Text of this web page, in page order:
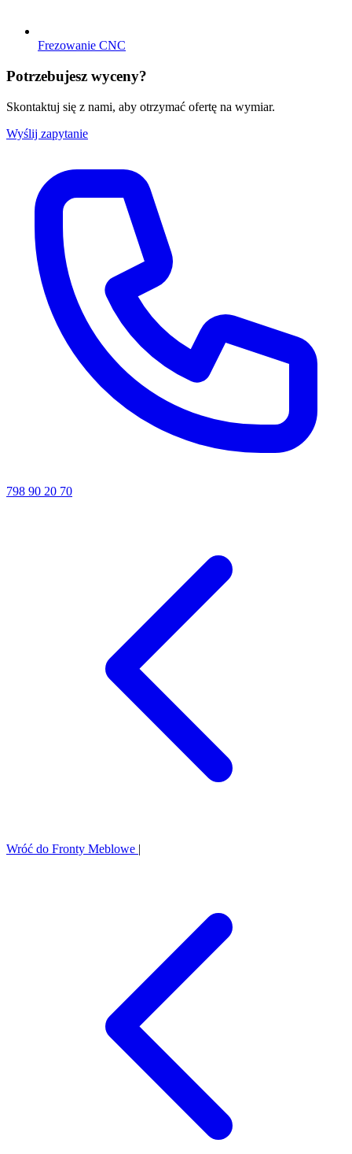
Frezowanie CNC
Potrzebujesz wyceny?
Skontaktuj się z nami, aby otrzymać ofertę na wymiar.
Wyślij zapytanie
798 90 20 70
Wróć do Fronty Meblowe |